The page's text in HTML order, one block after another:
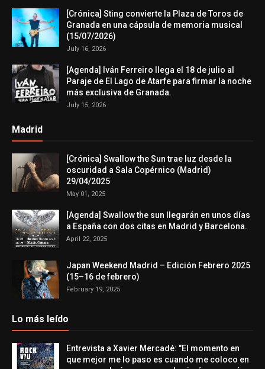
[Crónica] Sting convierte la Plaza de Toros de
Granada en una cápsula de memoria musical
(15/07/2026)
July 16, 2026
[Agenda] Iván Ferreiro llega el 18 de julio al
Paraje de El Lago de Atarfe para firmar la noche
más exclusiva de Granada.
July 15, 2026
Madrid
[Crónica] Swallow the Sun trae luz desde la
oscuridad a Sala Copérnico (Madrid)
29/04/2025
May 01, 2025
[Agenda] Swallow the sun llegarán en unos días
a España con dos citas en Madrid y Barcelona.
April 22, 2025
Japan Weekend Madrid – Edición Febrero 2025
(15–16 de febrero)
February 19, 2025
Lo más leído
Entrevista a Xavier Mercadé: "El momento en
que mejor me lo paso es cuando me coloco en